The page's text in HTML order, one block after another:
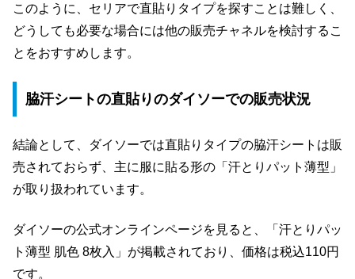
このように、セリアで直貼りタイプを探すことは難しく、
どうしても必要な場合には他の販売チャネルを検討するこ
とをおすすめします。
脇汗シートの直貼りのダイソーでの販売状況
結論として、ダイソーでは直貼りタイプの脇汗シートは販
売されておらず、主に服に貼る形の「汗とりパット薄型」
が取り扱われています。
ダイソーの公式オンラインページを見ると、「汗とりパッ
ト薄型 肌色 8枚入」が掲載されており、価格は税込110円
です。